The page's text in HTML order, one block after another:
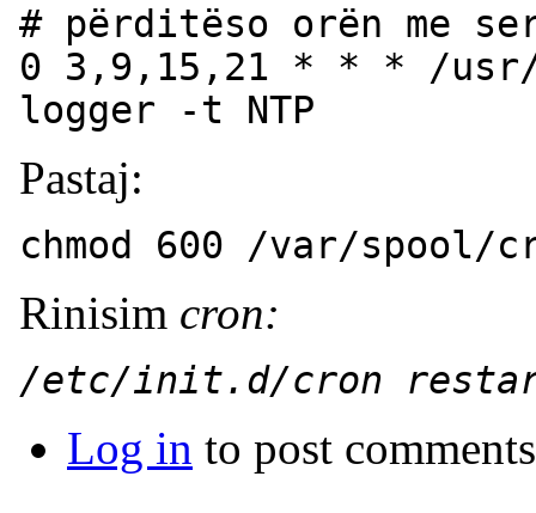
# përditëso orën me
0 3,9,15,21 * * * /
logger -t NTP
Pastaj:
chmod 600 /var/spool/
Rinisim cron:
/etc/init.d/cron
Log in to post comments